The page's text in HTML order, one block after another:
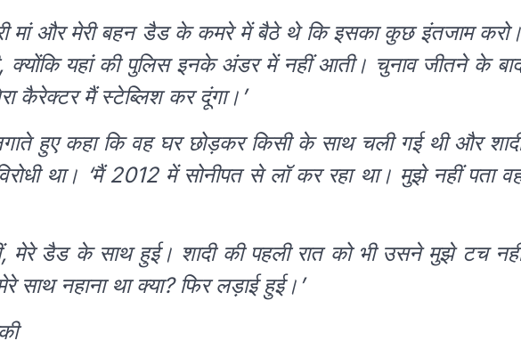
मां और मेरी बहन डैड के कमरे में बैठे थे कि इसका कुछ इंतजाम करो।
क्योंकि यहां की पुलिस इनके अंडर में नहीं आती। चुनाव जीतने के
मैं स्टेब्लिश कर दूंगा।’
हुए कहा कि वह घर छोड़कर किसी के साथ चली गई थी और
था। ‘मैं 2012 में सोनीपत से लॉ कर रहा था। मुझे नहीं पता
मेरे डैड के साथ हुई। शादी की पहली रात को भी उसने मुझे टच
साथ नहाना था क्या? फिर लड़ाई हुई।’